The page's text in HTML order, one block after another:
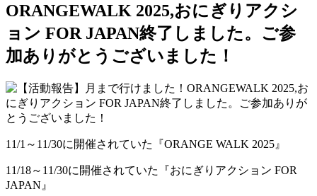
ORANGEWALK 2025,おにぎりアクシ
ョン FOR JAPAN終了しました。ご参
加ありがとうございました！
11/1～11/30に開催されていた『ORANGE WALK 2025』
11/18～11/30に開催されていた『おにぎりアクション FOR
JAPAN』